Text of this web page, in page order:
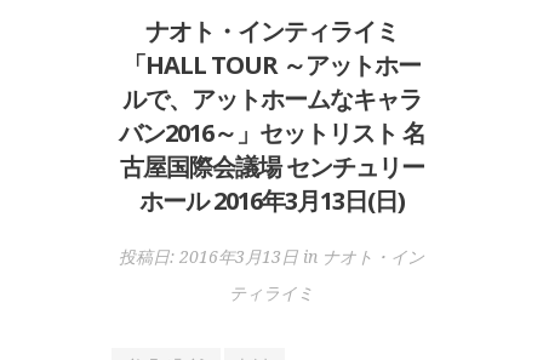
ナオト・インティライミ
「HALL TOUR ～アットホー
ルで、アットホームなキャラ
バン2016～」セットリスト 名
古屋国際会議場 センチュリー
ホール 2016年3月13日(日)
投稿日: 2016年3月13日 in ナオト・イン
ティライミ